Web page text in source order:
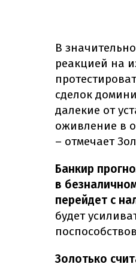
В
реакцией на
сделок
далекие от
оживление в
– отмечает
Банкир
в
перейдет с
будет
Золотько